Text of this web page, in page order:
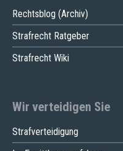
Rechtsblog (Archiv)
Strafrecht Ratgeber
Strafrecht Wiki
Wir verteidigen Sie
Strafverteidigung